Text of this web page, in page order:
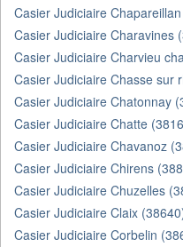
Casier Judiciaire
Casier Judiciaire Charavines
Casier Judiciaire Charvieu
Casier Judiciaire Chasse sur
Casier Judiciaire Chatonnay
Casier Judiciaire Chatte
Casier Judiciaire Chavanoz
Casier Judiciaire Chirens
Casier Judiciaire Chuzelles
Casier Judiciaire Claix
Casier Judiciaire Corbelin